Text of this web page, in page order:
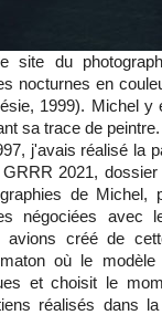
site du
nocturnes en
1999). Michel
sa trace de peintre.
j'avais réalisé la
2021,
de
négociées avec
avions créé de
où le
et choisit le
réalisés dans